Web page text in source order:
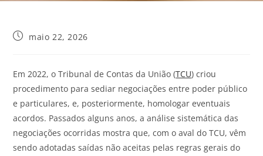
maio 22, 2026
Em 2022, o Tribunal de Contas da União (TCU) criou
procedimento para sediar negociações entre poder público
e particulares, e, posteriormente, homologar eventuais
acordos. Passados alguns anos, a análise sistemática das
negociações ocorridas mostra que, com o aval do TCU, vêm
sendo adotadas saídas não aceitas pelas regras gerais do